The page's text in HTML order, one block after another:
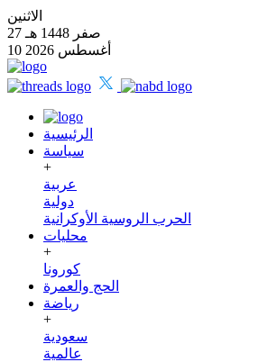
الاثنين
27 صفر 1448 هـ
10 أغسطس 2026
الرئيسية
سياسة
+
عربية
دولية
الحرب الروسية الأوكرانية
محليات
+
كورونا
الحج والعمرة
رياضة
+
سعودية
عالمية